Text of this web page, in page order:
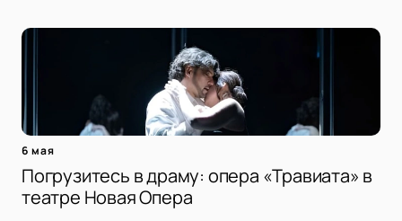
6 мая
Погрузитесь в драму: опера «Травиата» в
театре Новая Опера